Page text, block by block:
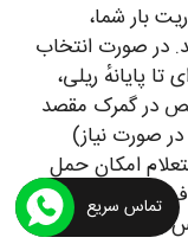
بار شما،
در صورت انتخاب
پایانهٔ ریلی،
در گمرک مقصد
صورت نیاز)
امکان حمل
پیش‌فاکتور، با
بگیرید.
تماس سریع